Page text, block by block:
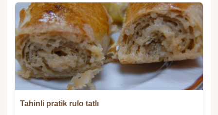
Tahinli pratik rulo tatlı